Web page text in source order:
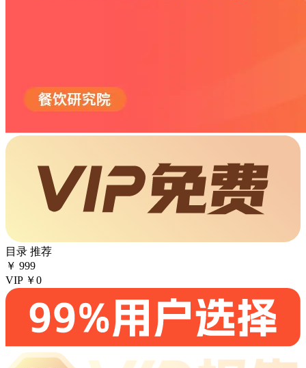
目录 推荐
￥ 999
VIP ￥0